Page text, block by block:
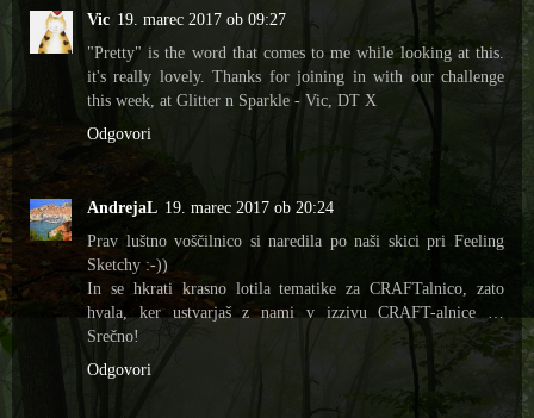
Vic 19. marec 2017 ob 09:27
"Pretty" is the word that comes to me while looking at this.
it's really lovely. Thanks for joining in with our challenge
this week, at Glitter n Sparkle - Vic, DT X
Odgovori
AndrejaL 19. marec 2017 ob 20:24
Prav luštno voščilnico si naredila po naši skici pri Feeling
Sketchy :-))
In se hkrati krasno lotila tematike za CRAFTalnico, zato
hvala, ker ustvarjaš z nami v izzivu CRAFT-alnice …
Srečno!
Odgovori